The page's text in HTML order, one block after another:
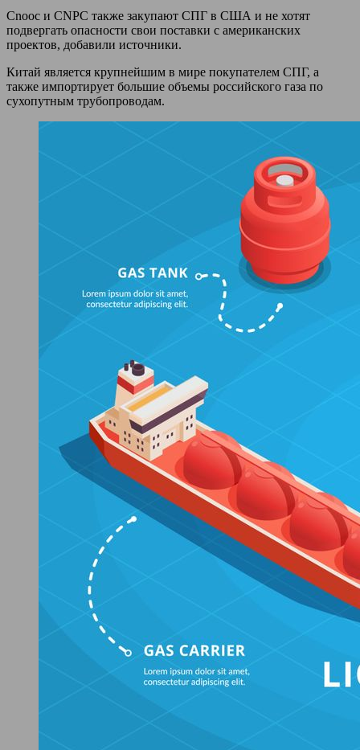
Cnooc и CNPC также закупают СПГ в США и не хотят
подвергать опасности свои поставки с американских
проектов, добавили источники.
Китай является крупнейшим в мире покупателем СПГ, а
также импортирует большие объемы российского газа по
сухопутным трубопроводам.